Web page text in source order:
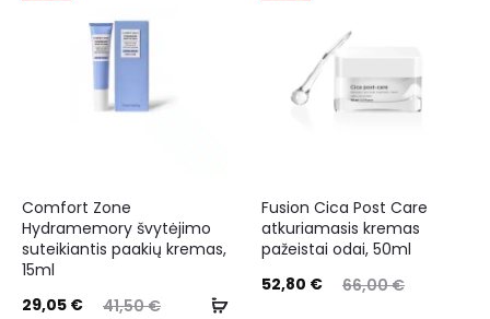
Comfort Zone
Hydramemory švytėjimo
suteikiantis paakių kremas,
15ml
41,50€
29,05 €
Fusion Cica Post Care
atkuriamasis kremas
pažeistai odai, 50ml
66,00€
52,80 €